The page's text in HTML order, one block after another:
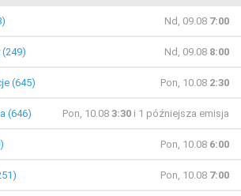
Nd, 09.08 7:00
(249) Nd, 09.08 8:00
(645) Pon, 10.08 2:30
(646) Pon, 10.08 3:30 i 1 późniejsza emisja
Pon, 10.08 6:00
Pon, 10.08 7:00